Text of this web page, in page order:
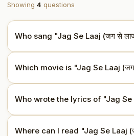
Showing 4 questions
Who sang "Jag Se Laaj (जग से
"Jag Se Laaj (जग से लाज)" is sung
Which movie is "Jag Se Laaj
This song is from the movie
Who wrote the lyrics of "Jag Se
The lyrics are written by
Where can I read "Jag Se Laaj